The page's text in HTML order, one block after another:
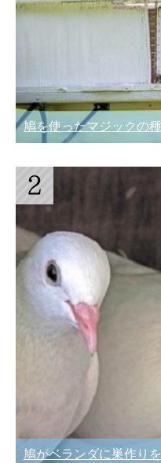
鳩を使ったマジックの
鳩がベランダに巣作り